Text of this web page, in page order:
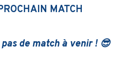
MATCH
pas de match à venir ! 😎